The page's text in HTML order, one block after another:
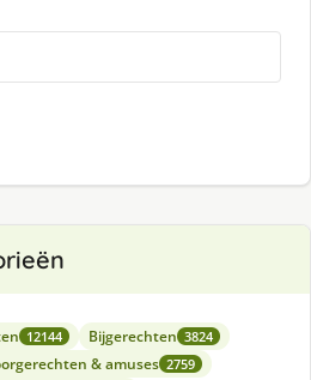
12144 Bijgerechten 3824
& amuses 2759